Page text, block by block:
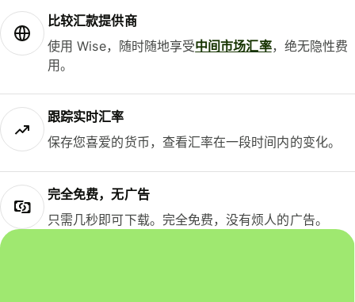
比较汇款提供商
使用 Wise，随时随地享受中间市场汇率，绝无隐性费
用。
跟踪实时汇率
保存您喜爱的货币，查看汇率在一段时间内的变化。
完全免费，无广告
只需几秒即可下载。完全免费，没有烦人的广告。